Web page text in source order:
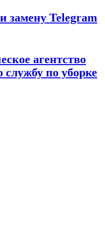
замену Telegram
агентство
службу по уборке